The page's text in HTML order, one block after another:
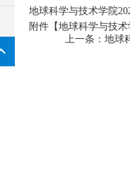
地球科学与技术学院
附件【地球科学与技
上一条： 地球